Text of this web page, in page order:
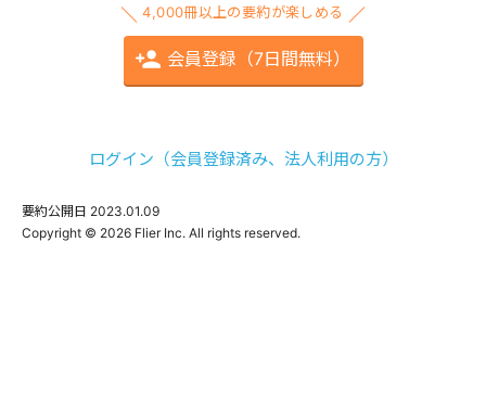
4,000冊以上の要約が楽しめる
会員登録（7日間無料）
ログイン（会員登録済み、法人利用の方）
要約公開日 2023.01.09